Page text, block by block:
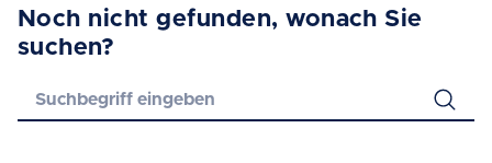
Noch nicht gefunden, wonach Sie
suchen?